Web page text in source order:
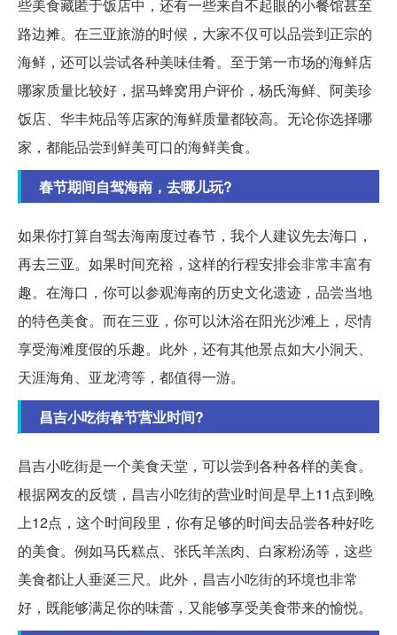
些美食藏匿于饭店中，还有一些来自不起眼的小餐馆甚至
路边摊。在三亚旅游的时候，大家不仅可以品尝到正宗的
海鲜，还可以尝试各种美味佳肴。至于第一市场的海鲜店
哪家质量比较好，据马蜂窝用户评价，杨氏海鲜、阿美珍
饭店、华丰炖品等店家的海鲜质量都较高。无论你选择哪
家，都能品尝到鲜美可口的海鲜美食。
春节期间自驾海南，去哪儿玩?
如果你打算自驾去海南度过春节，我个人建议先去海口，
再去三亚。如果时间充裕，这样的行程安排会非常丰富有
趣。在海口，你可以参观海南的历史文化遗迹，品尝当地
的特色美食。而在三亚，你可以沐浴在阳光沙滩上，尽情
享受海滩度假的乐趣。此外，还有其他景点如大小洞天、
天涯海角、亚龙湾等，都值得一游。
昌吉小吃街春节营业时间?
昌吉小吃街是一个美食天堂，可以尝到各种各样的美食。
根据网友的反馈，昌吉小吃街的营业时间是早上11点到晚
上12点，这个时间段里，你有足够的时间去品尝各种好吃
的美食。例如马氏糕点、张氏羊羔肉、白家粉汤等，这些
美食都让人垂涎三尺。此外，昌吉小吃街的环境也非常
好，既能够满足你的味蕾，又能够享受美食带来的愉悦。